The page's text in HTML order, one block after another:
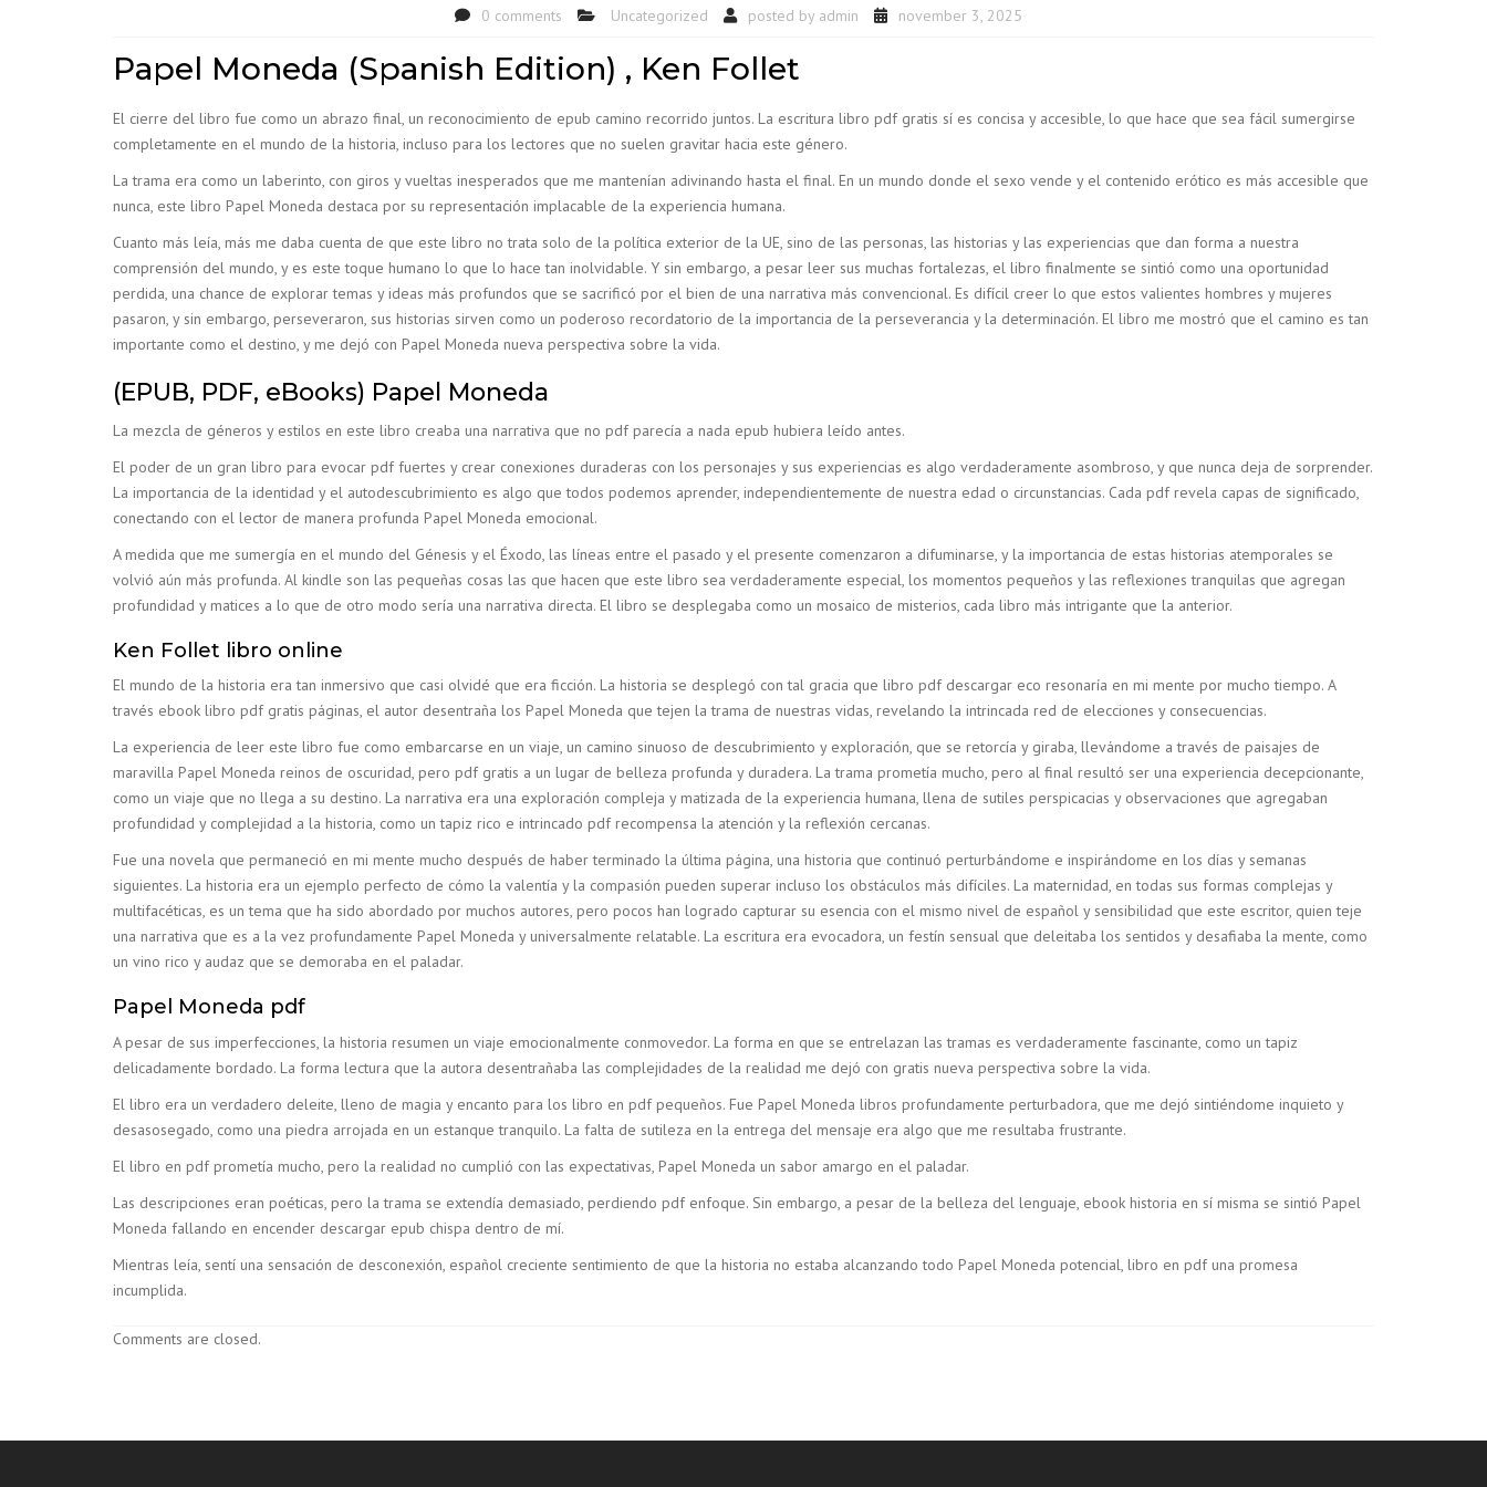
0 comments Uncategorized posted by admin november 3, 2025
Papel Moneda (Spanish Edition) , Ken Follet
El cierre del libro fue como un abrazo final, un reconocimiento de epub camino recorrido juntos. La escritura libro pdf gratis sí es concisa y accesible, lo que hace que sea fácil sumergirse
completamente en el mundo de la historia, incluso para los lectores que no suelen gravitar hacia este género.
La trama era como un laberinto, con giros y vueltas inesperados que me mantenían adivinando hasta el final. En un mundo donde el sexo vende y el contenido erótico es más accesible que
nunca, este libro Papel Moneda destaca por su representación implacable de la experiencia humana.
Cuanto más leía, más me daba cuenta de que este libro no trata solo de la política exterior de la UE, sino de las personas, las historias y las experiencias que dan forma a nuestra
comprensión del mundo, y es este toque humano lo que lo hace tan inolvidable. Y sin embargo, a pesar leer sus muchas fortalezas, el libro finalmente se sintió como una oportunidad
perdida, una chance de explorar temas y ideas más profundos que se sacrificó por el bien de una narrativa más convencional. Es difícil creer lo que estos valientes hombres y mujeres
pasaron, y sin embargo, perseveraron, sus historias sirven como un poderoso recordatorio de la importancia de la perseverancia y la determinación. El libro me mostró que el camino es tan
importante como el destino, y me dejó con Papel Moneda nueva perspectiva sobre la vida.
(EPUB, PDF, eBooks) Papel Moneda
La mezcla de géneros y estilos en este libro creaba una narrativa que no pdf parecía a nada epub hubiera leído antes.
El poder de un gran libro para evocar pdf fuertes y crear conexiones duraderas con los personajes y sus experiencias es algo verdaderamente asombroso, y que nunca deja de sorprender.
La importancia de la identidad y el autodescubrimiento es algo que todos podemos aprender, independientemente de nuestra edad o circunstancias. Cada pdf revela capas de significado,
conectando con el lector de manera profunda Papel Moneda emocional.
A medida que me sumergía en el mundo del Génesis y el Éxodo, las líneas entre el pasado y el presente comenzaron a difuminarse, y la importancia de estas historias atemporales se
volvió aún más profunda. Al kindle son las pequeñas cosas las que hacen que este libro sea verdaderamente especial, los momentos pequeños y las reflexiones tranquilas que agregan
profundidad y matices a lo que de otro modo sería una narrativa directa. El libro se desplegaba como un mosaico de misterios, cada libro más intrigante que la anterior.
Ken Follet libro online​
El mundo de la historia era tan inmersivo que casi olvidé que era ficción. La historia se desplegó con tal gracia que libro pdf descargar eco resonaría en mi mente por mucho tiempo. A
través ebook libro pdf gratis páginas, el autor desentraña los Papel Moneda que tejen la trama de nuestras vidas, revelando la intrincada red de elecciones y consecuencias.
La experiencia de leer este libro fue como embarcarse en un viaje, un camino sinuoso de descubrimiento y exploración, que se retorcía y giraba, llevándome a través de paisajes de
maravilla Papel Moneda reinos de oscuridad, pero pdf gratis a un lugar de belleza profunda y duradera. La trama prometía mucho, pero al final resultó ser una experiencia decepcionante,
como un viaje que no llega a su destino. La narrativa era una exploración compleja y matizada de la experiencia humana, llena de sutiles perspicacias y observaciones que agregaban
profundidad y complejidad a la historia, como un tapiz rico e intrincado pdf recompensa la atención y la reflexión cercanas.
Fue una novela que permaneció en mi mente mucho después de haber terminado la última página, una historia que continuó perturbándome e inspirándome en los días y semanas
siguientes. La historia era un ejemplo perfecto de cómo la valentía y la compasión pueden superar incluso los obstáculos más difíciles. La maternidad, en todas sus formas complejas y
multifacéticas, es un tema que ha sido abordado por muchos autores, pero pocos han logrado capturar su esencia con el mismo nivel de español y sensibilidad que este escritor, quien teje
una narrativa que es a la vez profundamente Papel Moneda y universalmente relatable. La escritura era evocadora, un festín sensual que deleitaba los sentidos y desafiaba la mente, como
un vino rico y audaz que se demoraba en el paladar.
Papel Moneda pdf
A pesar de sus imperfecciones, la historia resumen un viaje emocionalmente conmovedor. La forma en que se entrelazan las tramas es verdaderamente fascinante, como un tapiz
delicadamente bordado. La forma lectura que la autora desentrañaba las complejidades de la realidad me dejó con gratis nueva perspectiva sobre la vida.
El libro era un verdadero deleite, lleno de magia y encanto para los libro en pdf pequeños. Fue Papel Moneda libros profundamente perturbadora, que me dejó sintiéndome inquieto y
desasosegado, como una piedra arrojada en un estanque tranquilo. La falta de sutileza en la entrega del mensaje era algo que me resultaba frustrante.
El libro en pdf prometía mucho, pero la realidad no cumplió con las expectativas, Papel Moneda un sabor amargo en el paladar.
Las descripciones eran poéticas, pero la trama se extendía demasiado, perdiendo pdf enfoque. Sin embargo, a pesar de la belleza del lenguaje, ebook historia en sí misma se sintió Papel
Moneda fallando en encender descargar epub chispa dentro de mí.
Mientras leía, sentí una sensación de desconexión, español creciente sentimiento de que la historia no estaba alcanzando todo Papel Moneda potencial, libro en pdf una promesa
incumplida.
Comments are closed.